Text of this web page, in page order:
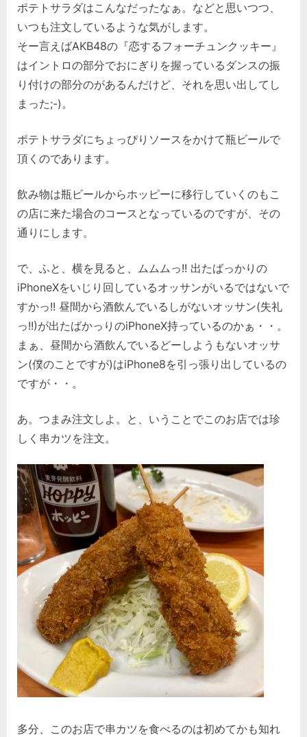
ポテトサラダはこんなだったなぁ。などと思いつつ、
いつも注文しているような気がします。
そー言えばAKB48の『恋するフォーチュンクッキー』
はイントロの部分でおにぎりを握っているダンスの振
り付けの部分のがあるんだけど、それを思い出してし
まった;-)。
ポテトサラダにちょっぴりソースをかけて瓶ビールで
頂くのであります。
飲み物は瓶ビールからホッピーに移行していくのもこ
の店に来た場合のコースとなっているのですが、その
通りにします。
で、ふと、横を見ると、ムムムっ!! 出たばっかりの
iPhoneXをいじり回しているオッサンがいるではないで
すかっ!! 昼間から酒飲んでいるしがないオッサン(失礼
っ!!)が出たばかっりのiPhoneX持っているのかぁ・・。
まぁ、昼間から酒飲んでいるどーしようもないオッサ
ン(僕のことですが)はiPhone8を引っ張り出しているの
ですが・・。
あ。つまみ注文しよ。と、いうことでこのお店では珍
しく串カツを注文。
多分、このお店で串カツを食べるのは初めてかも知れ